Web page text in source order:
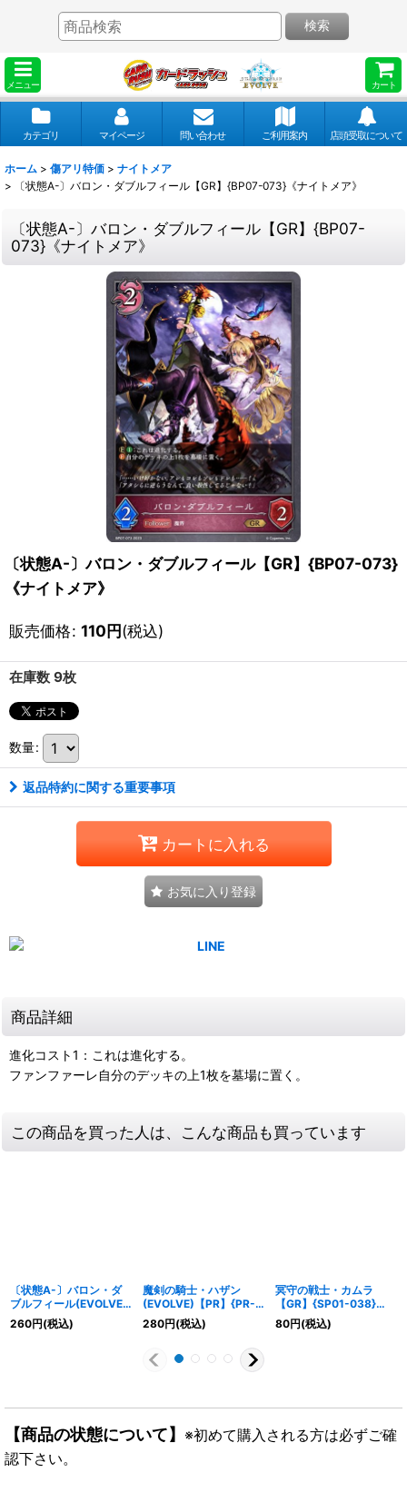
メニュー カート
検索
カテゴリ マイページ 問い合わせ ご利用案内 店頭受取について
ホーム > 傷アリ特価 > ナイトメア
>
〔状態A-〕バロン・ダブルフィール【GR】{BP07-073}《ナイトメア》
〔状態A-〕バロン・ダブルフィール【GR】{BP07-
073}《ナイトメア》
〔状態A-〕バロン・ダブルフィール【GR】{BP07-073}
《ナイトメア》
販売価格: 110円(税込)
在庫数 9枚
数量:
返品特約に関する重要事項
カートに入れる
お気に入り登録
商品詳細
進化コスト1：これは進化する。
ファンファーレ自分のデッキの上1枚を墓場に置く。
この商品を買った人は、こんな商品も買っています
〔状態A-〕バロン・ダ
ブルフィール(EVOLVE)
【GR】{BP07-074}《ナ
イトメア》
260円(税込)
魔剣の騎士・ハザン
(EVOLVE)【PR】{PR-
308}《ナイトメア》
280円(税込)
冥守の戦士・カムラ
【GR】{SP01-038}
《ナイトメア》
80円(税込)
【商品の状態について】 ※初めて購入される方は必ずご確
認下さい。